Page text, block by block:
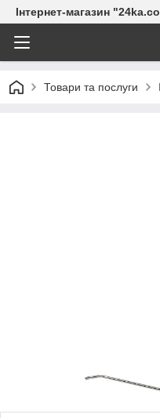
Інтернет-магазин
Товари та послуги